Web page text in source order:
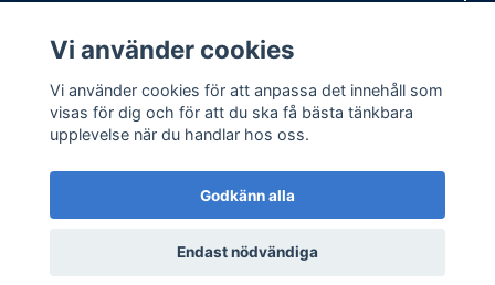
Sociala medier
© 2026 Antispinn AB
Vi använder cookies
Vi använder cookies för att anpassa det innehåll som
visas för dig och för att du ska få bästa tänkbara
upplevelse när du handlar hos oss.
Godkänn alla
Endast nödvändiga